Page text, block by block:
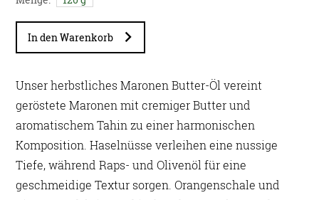
In den Warenkorb
Unser herbstliches Maronen Butter-Öl vereint
geröstete Maronen mit cremiger Butter und
aromatischem Tahin zu einer harmonischen
Komposition. Haselnüsse verleihen eine nussige
Tiefe, während Raps- und Olivenöl für eine
geschmeidige Textur sorgen. Orangenschale und